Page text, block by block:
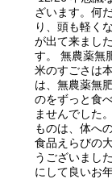
ざいます。何
り、頭も軽く
が出て来まし
す。 無農薬無
米のすごさは
は、無農薬無
のをずっと食
ませんでした
ものは、体へ
食品えらびの
うございまし
にして良いお